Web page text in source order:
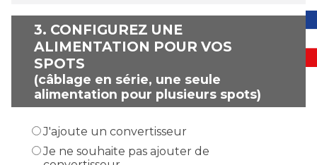
3. CONFIGUREZ UNE
ALIMENTATION POUR VOS
SPOTS
(câblage en série, une seule
alimentation pour plusieurs spots)
J'ajoute un convertisseur
Je ne souhaite pas ajouter de